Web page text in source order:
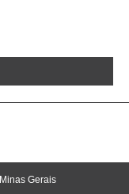
Gerais